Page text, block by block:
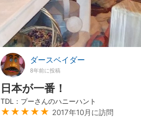
ダースベイダー
8年前に投稿
日本が一番！
TDL：プーさんのハニーハント
★★★★★ 2017年10月に訪問